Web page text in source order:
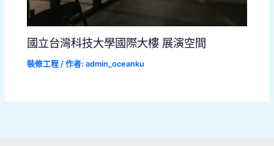
國立台灣科技大學國際大樓 展演空間
裝修工程 / 作者:admin_oceanku